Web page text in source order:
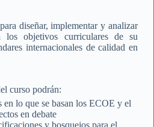
diseñar, implementar y analizar
objetivos curriculares de su
internacionales de calidad en
curso podrán:
lo que se basan los ECOE y el
en debate
y bosquejos para el